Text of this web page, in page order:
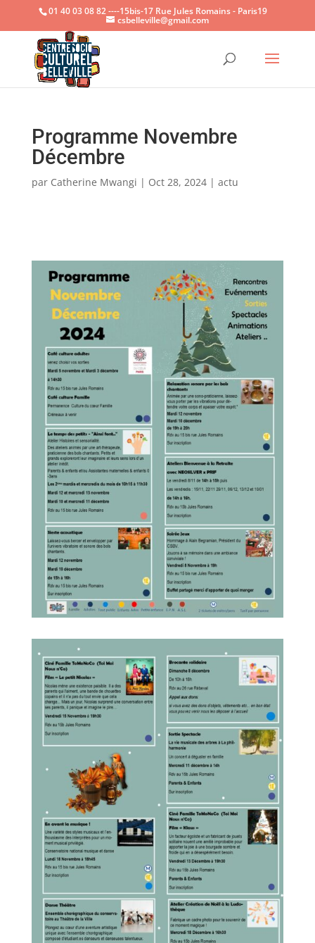
Ouvrir
01 40 03 08 82 ----15bis-17 Rue Jules Romains - Paris19
csbelleville@gmail.com
Programme Novembre
Décembre
par Catherine Mwangi | Oct 28, 2024| actu